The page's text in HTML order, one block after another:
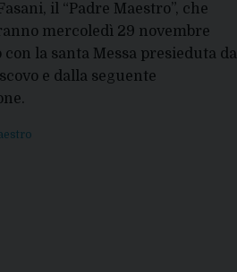
il “Padre Maestro”, che
mercoledì 29 novembre
con la santa Messa presieduta da
e dalla seguente